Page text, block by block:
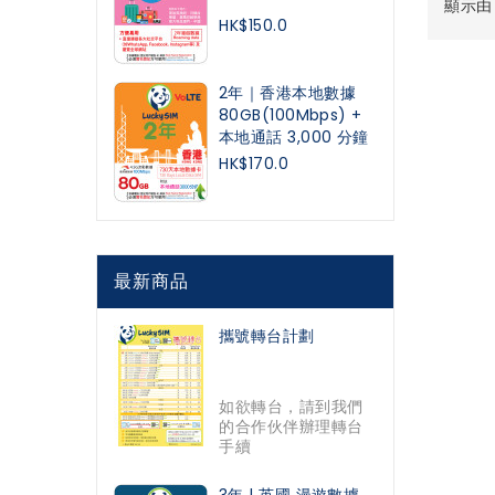
HK$150.0
2年｜香港本地數據
80GB(100Mbps) +
本地通話 3,000 分鐘
HK$170.0
最新商品
攜號轉台計劃
如欲轉台，請到我們
的合作伙伴辦理轉台
手續
顯示